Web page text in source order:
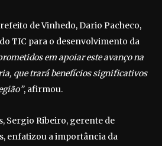
de Vinhedo, Dario Pacheco,
TIC para o desenvolvimento da
em apoiar este avanço na
que trará benefícios significativos
, afirmou.
Sergio Ribeiro, gerente de
enfatizou a importância da